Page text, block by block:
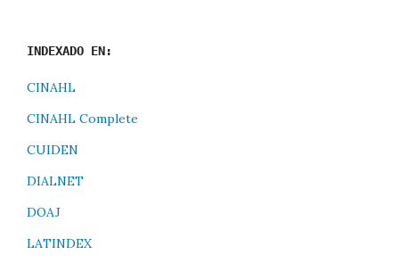
INDEXADO EN:
CINAHL
CINAHL Complete
CUIDEN
DIALNET
DOAJ
LATINDEX